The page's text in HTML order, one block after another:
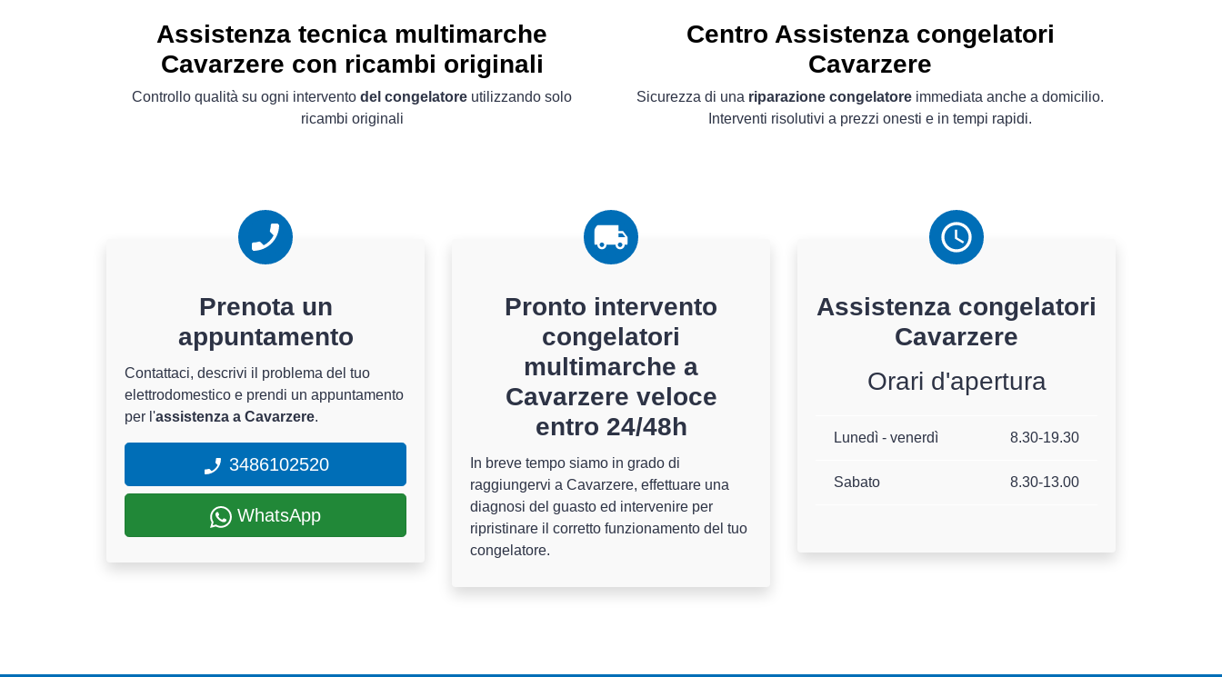
Assistenza tecnica multimarche
Cavarzere con ricambi originali
Controllo qualità su ogni intervento del congelatore utilizzando solo
ricambi originali
Centro Assistenza congelatori
Cavarzere
Sicurezza di una riparazione congelatore immediata anche a domicilio.
Interventi risolutivi a prezzi onesti e in tempi rapidi.
Prenota un
appuntamento
Contattaci, descrivi il problema del tuo
elettrodomestico e prendi un appuntamento
per l'assistenza a Cavarzere.
3486102520
WhatsApp
Pronto intervento
congelatori
multimarche a
Cavarzere veloce
entro 24/48h
In breve tempo siamo in grado di
raggiungervi a Cavarzere, effettuare una
diagnosi del guasto ed intervenire per
ripristinare il corretto funzionamento del tuo
congelatore.
Assistenza congelatori
Cavarzere
Orari d'apertura
Lunedì - venerdì 8.30-19.30
Sabato 8.30-13.00